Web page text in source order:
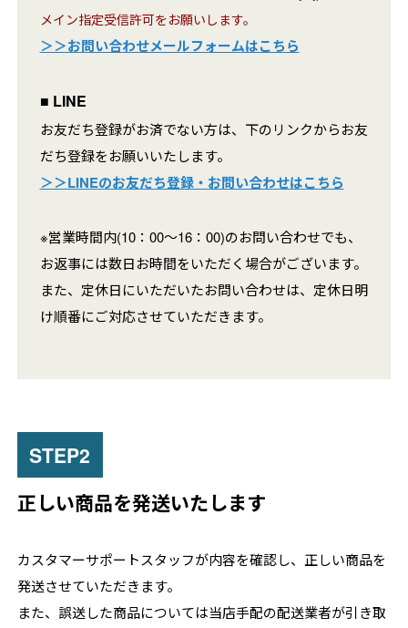
メイン指定受信許可をお願いします。
＞＞お問い合わせメールフォームはこちら
■ LINE
お友だち登録がお済でない方は、下のリンクからお友
だち登録をお願いいたします。
＞＞LINEのお友だち登録・お問い合わせはこちら
※営業時間内(10：00～16：00)のお問い合わせでも、
お返事には数日お時間をいただく場合がございます。
また、定休日にいただいたお問い合わせは、定休日明
け順番にご対応させていただきます。
正しい商品を発送いたします
カスタマーサポートスタッフが内容を確認し、正しい商品を
発送させていただきます。
また、誤送した商品については当店手配の配送業者が引き取